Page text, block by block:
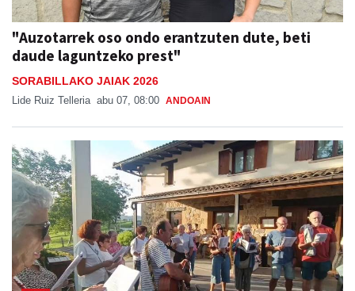
"Auzotarrek oso ondo erantzuten dute, beti
daude laguntzeko prest"
SORABILLAKO JAIAK 2026
Lide Ruiz Telleria abu 07, 08:00 ANDOAIN